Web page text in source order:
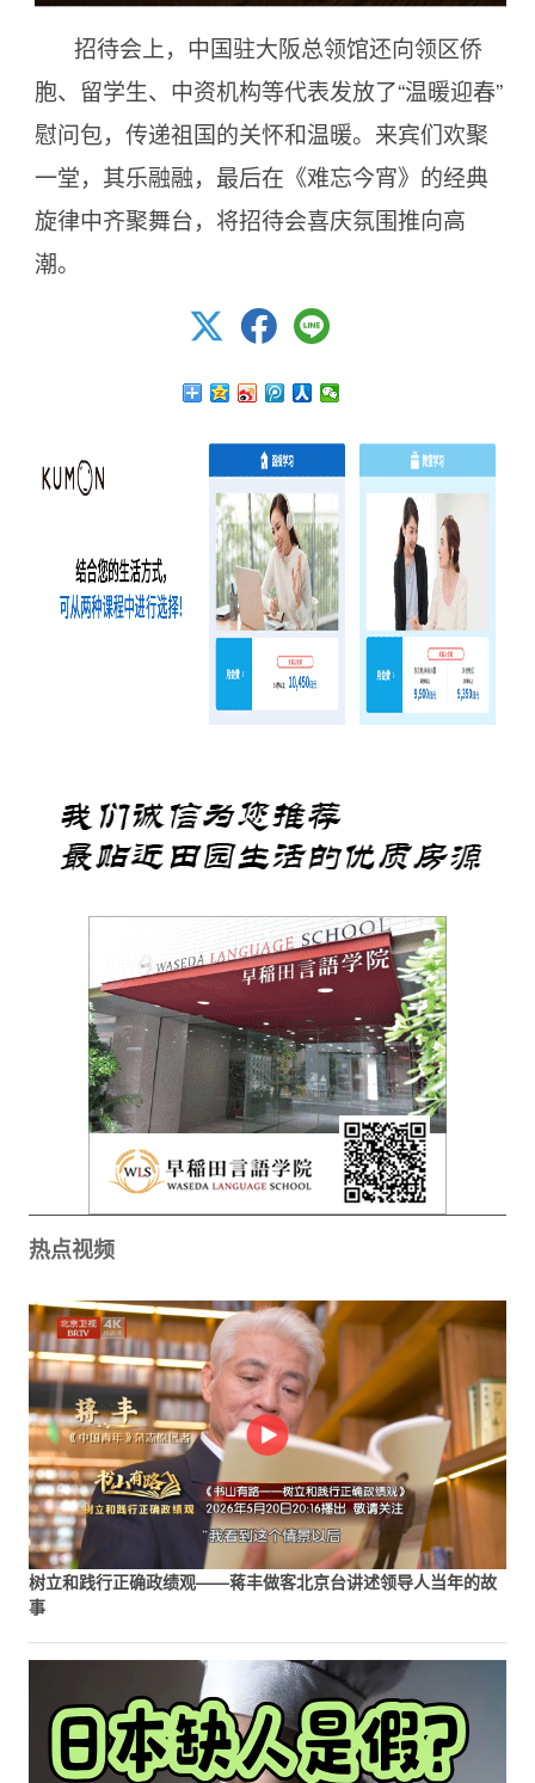
招待会上，中国驻大阪总领馆还向领区侨
胞、留学生、中资机构等代表发放了“温暖迎春”
慰问包，传递祖国的关怀和温暖。来宾们欢聚
一堂，其乐融融，最后在《难忘今宵》的经典
旋律中齐聚舞台，将招待会喜庆氛围推向高
潮。
热点视频
树立和践行正确政绩观——蒋丰做客北京台讲述领导人当年的故
事